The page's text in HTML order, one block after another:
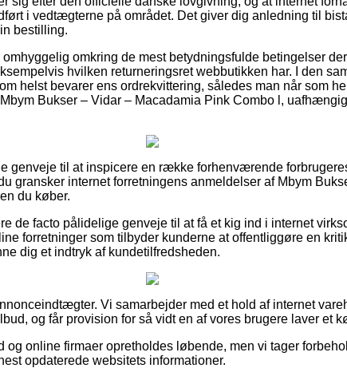
i vedtægterne på området. Det giver dig anledning til
bestilling.
omkring de mest betydningsfulde betingelser
hvilken returneringsret webbutikken har. I den
helst bevarer ens ordrekvittering, således man når som
Bukser – Vidar – Macadamia Pink Combo l,
genveje til at inspicere en række forhenværende
gransker internet forretningens anmeldelser af Mbym
du køber.
de facto pålidelige genveje til at få et kig ind i internet
forretninger som tilbyder kunderne at offentliggøre en
dig et indtryk af kundetilfredsheden.
Vi samarbejder med et hold af internet
og får provision for så vidt en af vores brugere laver et
og online firmaer opretholdes løbende, men vi tager
opdaterede websitets informationer.